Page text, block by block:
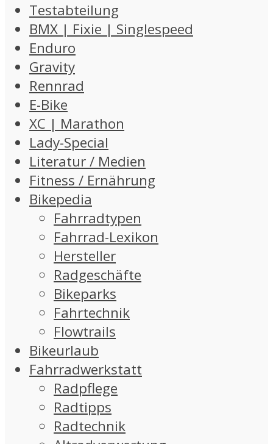
Testabteilung
BMX | Fixie | Singlespeed
Enduro
Gravity
Rennrad
E-Bike
XC | Marathon
Lady-Special
Literatur / Medien
Fitness / Ernährung
Bikepedia
Fahrradtypen
Fahrrad-Lexikon
Hersteller
Radgeschäfte
Bikeparks
Fahrtechnik
Flowtrails
Bikeurlaub
Fahrradwerkstatt
Radpflege
Radtipps
Radtechnik